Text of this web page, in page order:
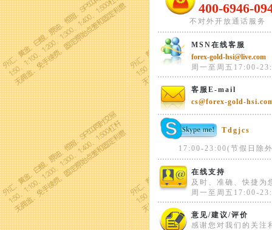
400-6946-
不对外开放通话服务
MSN在线客服
forex-gold-hsi@live.com
周一至周五17:00-
客服E-mail
cs@forex-gold-
Tdgjcs
17:00-23:00(节假日除
在线支持
及时、准确、快捷为
周一至周五17:00-
意见/建议/评价
感谢您对我们的关注